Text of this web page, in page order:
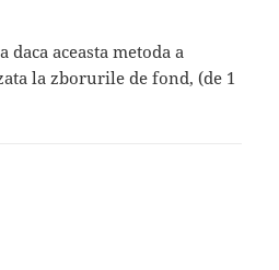
aceasta metoda a
la zborurile de fond, (de 1